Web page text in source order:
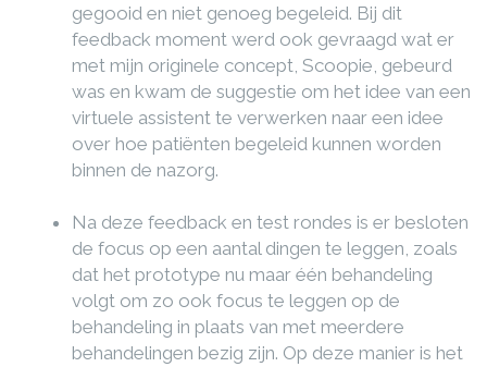
gegooid en niet genoeg begeleid. Bij dit
feedback moment werd ook gevraagd wat er
met mijn originele concept, Scoopie, gebeurd
was en kwam de suggestie om het idee van een
virtuele assistent te verwerken naar een idee
over hoe patiënten begeleid kunnen worden
binnen de nazorg.
Na deze feedback en test rondes is er besloten
de focus op een aantal dingen te leggen, zoals
dat het prototype nu maar één behandeling
volgt om zo ook focus te leggen op de
behandeling in plaats van met meerdere
behandelingen bezig zijn. Op deze manier is het